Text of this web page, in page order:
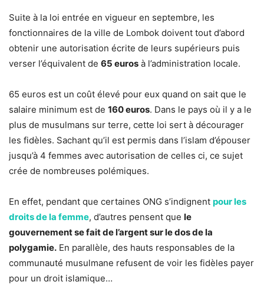
Suite à la loi entrée en vigueur en septembre, les
fonctionnaires de la ville de Lombok doivent tout d’abord
obtenir une autorisation écrite de leurs supérieurs puis
verser l’équivalent de 65 euros à l’administration locale.
65 euros est un coût élevé pour eux quand on sait que le
salaire minimum est de 160 euros. Dans le pays où il y a le
plus de musulmans sur terre, cette loi sert à décourager
les fidèles. Sachant qu’il est permis dans l’islam d’épouser
jusqu’à 4 femmes avec autorisation de celles ci, ce sujet
crée de nombreuses polémiques.
En effet, pendant que certaines ONG s’indignent pour les
droits de la femme, d’autres pensent que le
gouvernement se fait de l’argent sur le dos de la
polygamie. En parallèle, des hauts responsables de la
communauté musulmane refusent de voir les fidèles payer
pour un droit islamique…